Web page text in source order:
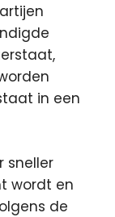
in een
sneller
wordt en
de